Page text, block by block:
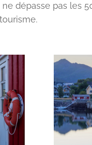
dépasse pas les